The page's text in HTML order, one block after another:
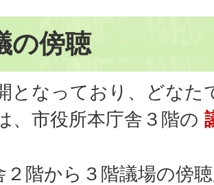
の傍聴
となっており、どなた
、市役所本庁舎３階の
階から３階議場の傍聴